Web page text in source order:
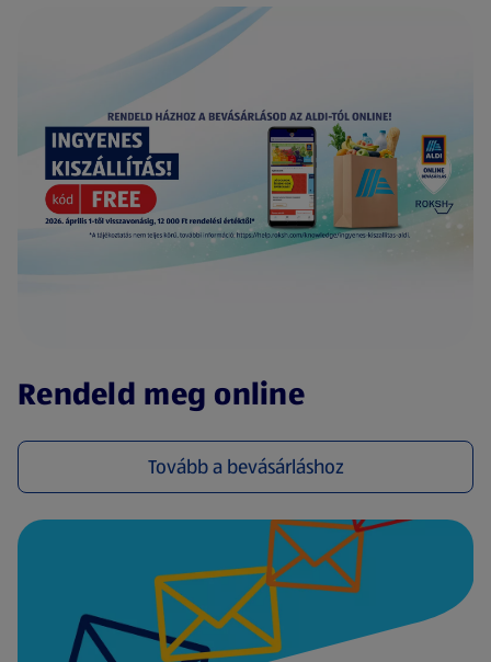
Rendeld meg online
Tovább a bevásárláshoz
(új oldalon nyílik meg)